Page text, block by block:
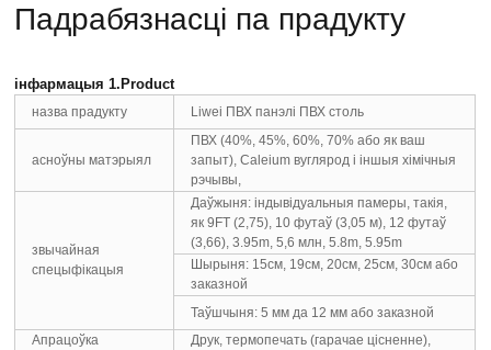
Падрабязнасці па прадукту
інфармацыя 1.Product
назва прадукту Liwei ПВХ панэлі ПВХ столь
асноўны матэрыял
ПВХ (40%, 45%, 60%, 70% або як ваш
запыт), Caleium вуглярод і іншыя хімічныя
рэчывы,
звычайная
спецыфікацыя
Даўжыня: індывідуальныя памеры, такія,
як 9FT (2,75), 10 футаў (3,05 м), 12 футаў
(3,66), 3.95m, 5,6 млн, 5.8m, 5.95m
Шырыня: 15см, 19см, 20см, 25см, 30см або
заказной
Таўшчыня: 5 мм да 12 мм або заказной
Апрацоўка
Друк, термопечать (гарачае цісненне),